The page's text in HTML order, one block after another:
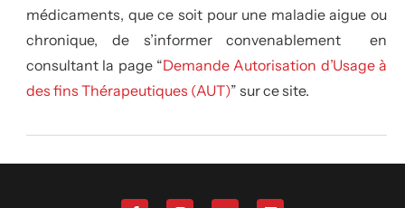
médicaments, que ce soit pour une maladie aigue ou
chronique, de s’informer convenablement en
consultant la page “Demande Autorisation d’Usage à
des fins Thérapeutiques (AUT)” sur ce site.